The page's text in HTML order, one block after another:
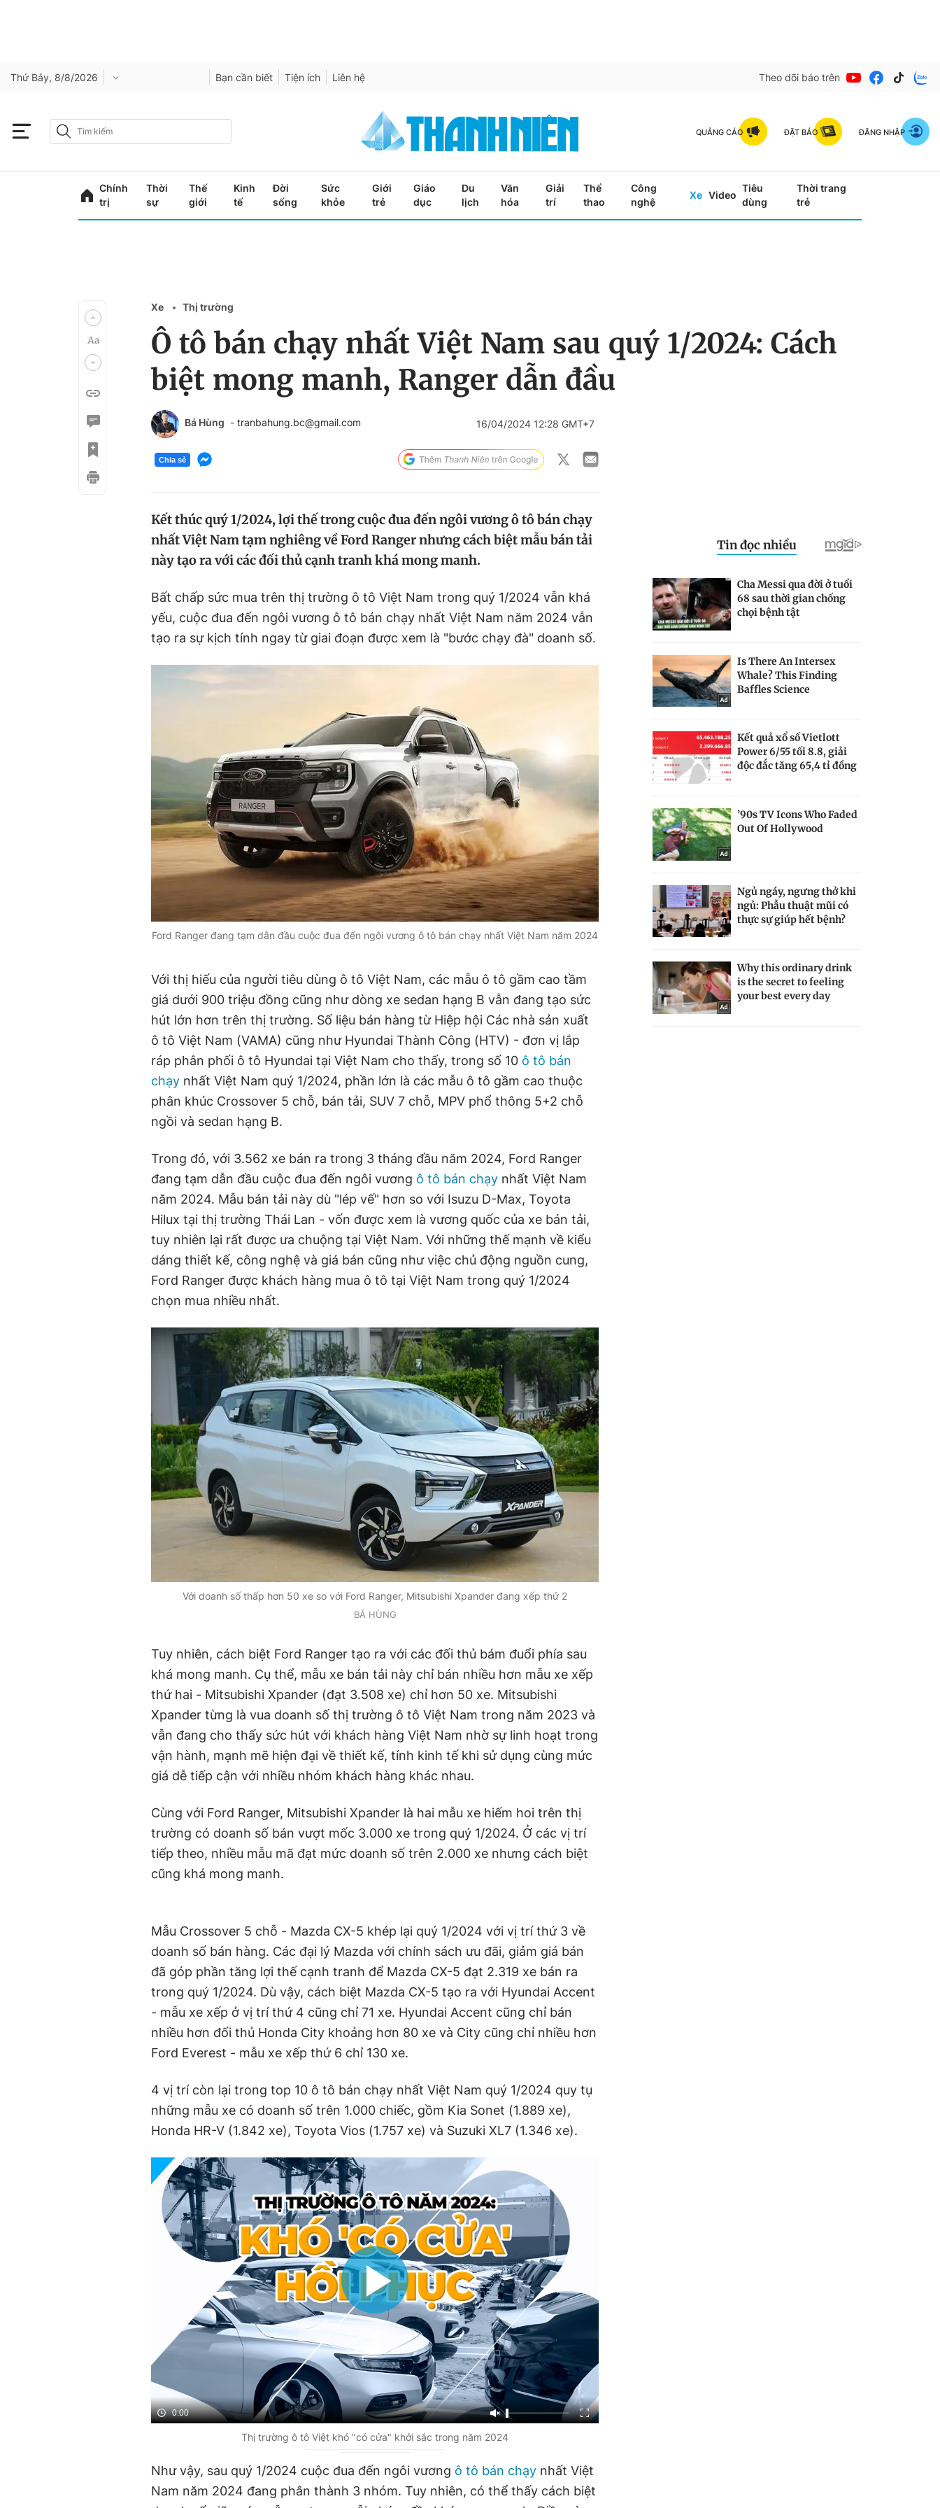
Thứ Bảy, 8/8/2026 Bạn cần biết Tiện ích Liên hệ Theo dõi báo trên
QUẢNG CÁO ĐẶT BÁO ĐĂNG NHẬP
Chính
trị
Thời
sự
Thế
giới
Kinh
tế
Đời
sống
Sức
khỏe
Giới
trẻ
Giáo
dục
Du
lịch
Văn
hóa
Giải
trí
Thể
thao
Công
nghệ
Xe Video
Tiêu
dùng
Thời trang
trẻ
Xe Thị trường
Ô tô bán chạy nhất Việt Nam sau quý 1/2024: Cách
biệt mong manh, Ranger dẫn đầu
Bá Hùng - tranbahung.bc@gmail.com 16/04/2024 12:28 GMT+7
Chia sẻ
Kết thúc quý 1/2024, lợi thế trong cuộc đua đến ngôi vương ô tô bán chạy
nhất Việt Nam tạm nghiêng về Ford Ranger nhưng cách biệt mẫu bán tải
này tạo ra với các đối thủ cạnh tranh khá mong manh.
Bất chấp sức mua trên thị trường ô tô Việt Nam trong quý 1/2024 vẫn khá
yếu, cuộc đua đến ngôi vương ô tô bán chạy nhất Việt Nam năm 2024 vẫn
tạo ra sự kịch tính ngay từ giai đoạn được xem là "bước chạy đà" doanh số.
Ford Ranger đang tạm dẫn đầu cuộc đua đến ngôi vương ô tô bán chạy nhất Việt Nam năm 2024
Với thị hiếu của người tiêu dùng ô tô Việt Nam, các mẫu ô tô gầm cao tầm
giá dưới 900 triệu đồng cũng như dòng xe sedan hạng B vẫn đang tạo sức
hút lớn hơn trên thị trường. Số liệu bán hàng từ Hiệp hội Các nhà sản xuất
ô tô Việt Nam (VAMA) cũng như Hyundai Thành Công (HTV) - đơn vị lắp
ráp phân phối ô tô Hyundai tại Việt Nam cho thấy, trong số 10 ô tô bán
chạy nhất Việt Nam quý 1/2024, phần lớn là các mẫu ô tô gầm cao thuộc
phân khúc Crossover 5 chỗ, bán tải, SUV 7 chỗ, MPV phổ thông 5+2 chỗ
ngồi và sedan hạng B.
Trong đó, với 3.562 xe bán ra trong 3 tháng đầu năm 2024, Ford Ranger
đang tạm dẫn đầu cuộc đua đến ngôi vương ô tô bán chạy nhất Việt Nam
năm 2024. Mẫu bán tải này dù "lép vế" hơn so với Isuzu D-Max, Toyota
Hilux tại thị trường Thái Lan - vốn được xem là vương quốc của xe bán tải,
tuy nhiên lại rất được ưa chuộng tại Việt Nam. Với những thế mạnh về kiểu
dáng thiết kế, công nghệ và giá bán cũng như việc chủ động nguồn cung,
Ford Ranger được khách hàng mua ô tô tại Việt Nam trong quý 1/2024
chọn mua nhiều nhất.
Với doanh số thấp hơn 50 xe so với Ford Ranger, Mitsubishi Xpander đang xếp thứ 2
BÁ HÙNG
Tuy nhiên, cách biệt Ford Ranger tạo ra với các đối thủ bám đuổi phía sau
khá mong manh. Cụ thể, mẫu xe bán tải này chỉ bán nhiều hơn mẫu xe xếp
thứ hai - Mitsubishi Xpander (đạt 3.508 xe) chỉ hơn 50 xe. Mitsubishi
Xpander từng là vua doanh số thị trường ô tô Việt Nam trong năm 2023 và
vẫn đang cho thấy sức hút với khách hàng Việt Nam nhờ sự linh hoạt trong
vận hành, mạnh mẽ hiện đại về thiết kế, tính kinh tế khi sử dụng cùng mức
giá dễ tiếp cận với nhiều nhóm khách hàng khác nhau.
Cùng với Ford Ranger, Mitsubishi Xpander là hai mẫu xe hiếm hoi trên thị
trường có doanh số bán vượt mốc 3.000 xe trong quý 1/2024. Ở các vị trí
tiếp theo, nhiều mẫu mã đạt mức doanh số trên 2.000 xe nhưng cách biệt
cũng khá mong manh.
Mẫu Crossover 5 chỗ - Mazda CX-5 khép lại quý 1/2024 với vị trí thứ 3 về
doanh số bán hàng. Các đại lý Mazda với chính sách ưu đãi, giảm giá bán
đã góp phần tăng lợi thế cạnh tranh để Mazda CX-5 đạt 2.319 xe bán ra
trong quý 1/2024. Dù vậy, cách biệt Mazda CX-5 tạo ra với Hyundai Accent
- mẫu xe xếp ở vị trí thứ 4 cũng chỉ 71 xe. Hyundai Accent cũng chỉ bán
nhiều hơn đối thủ Honda City khoảng hơn 80 xe và City cũng chỉ nhiều hơn
Ford Everest - mẫu xe xếp thứ 6 chỉ 130 xe.
4 vị trí còn lại trong top 10 ô tô bán chạy nhất Việt Nam quý 1/2024 quy tụ
những mẫu xe có doanh số trên 1.000 chiếc, gồm Kia Sonet (1.889 xe),
Honda HR-V (1.842 xe), Toyota Vios (1.757 xe) và Suzuki XL7 (1.346 xe).
0:00
Thị trường ô tô Việt khó "có cửa" khởi sắc trong năm 2024
Như vậy, sau quý 1/2024 cuộc đua đến ngôi vương ô tô bán chạy nhất Việt
Nam năm 2024 đang phân thành 3 nhóm. Tuy nhiên, có thể thấy cách biệt